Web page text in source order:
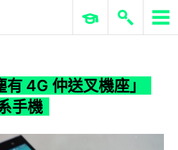
ERP 與商業 AI
4G 仲送叉機座」
手機